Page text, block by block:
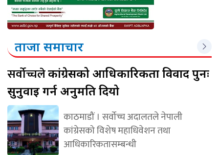
ताजा समाचार
सर्वोच्चलेकांग्रेसको आधिकारिकता विवाद पुनः
सुनुवाइ गर्न अनुमति दियो
काठमाडौं । सर्वोच्च अदालतले नेपाली
कांग्रेसको विशेष महाधिवेशन तथा
आधिकारिकतासम्बन्धी